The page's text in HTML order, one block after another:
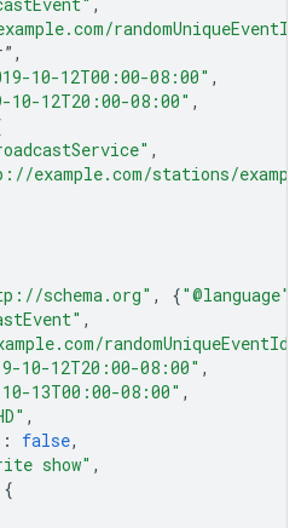
” ,
10-12T00:00-08:00" ,
10-12T20:00-08:00" ,
,
example.com/stations/
schema.org" , {"@language"
,
10-12T20:00-08:00" ,
13T00:00-08:00" ,
,
: false,
show" ,
{